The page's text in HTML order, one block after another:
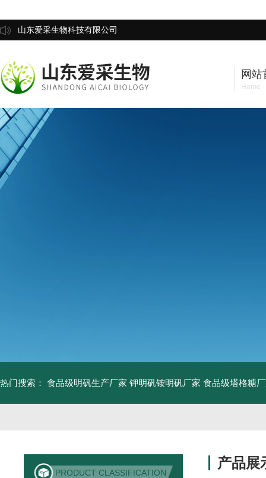
山东爱采生物科技有限公司
网站
Home
热门搜索： 食品级明矾生产厂家 钾明矾铵明矾厂家 食品级塔格糖
PRODUCT CLASSIFICATION
产品展